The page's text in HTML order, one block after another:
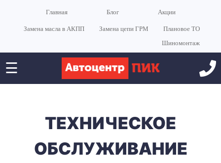
Главная Блог Акции
Замена масла в АКПП Замена цепи ГРМ
Плановое ТО
Шиномонтаж
☰
ТЕХНИЧЕСКОЕ
ОБСЛУЖИВАНИЕ